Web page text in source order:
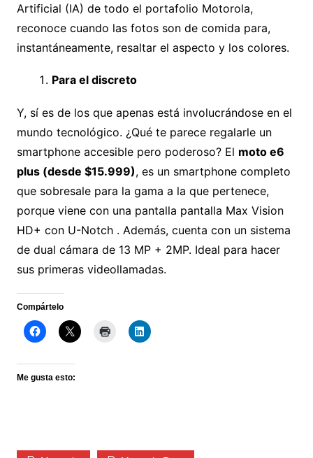
Artificial (IA) de todo el portafolio Motorola,
reconoce cuando las fotos son de comida para,
instantáneamente, resaltar el aspecto y los colores.
Para el discreto
Y, sí es de los que apenas está involucrándose en el
mundo tecnológico. ¿Qué te parece regalarle un
smartphone accesible pero poderoso? El moto e6
plus (desde $15.999), es un smartphone completo
que sobresale para la gama a la que pertenece,
porque viene con una pantalla pantalla Max Vision
HD+ con U-Notch . Además, cuenta con un sistema
de dual cámara de 13 MP + 2MP. Ideal para hacer
sus primeras videollamadas.
Compártelo
Me gusta esto: